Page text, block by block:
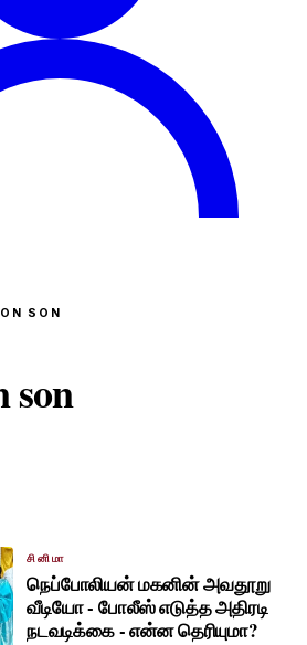
SON
son
சினிமா
நெப்போலியன் மகனின் அவதூறு
வீடியோ - போலீஸ் எடுத்த அதிரடி
நடவடிக்கை - என்ன தெரியுமா?